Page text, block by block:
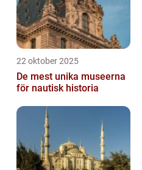
22 oktober 2025
De mest unika museerna
för nautisk historia